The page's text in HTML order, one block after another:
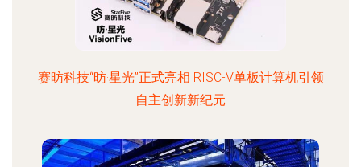
赛昉科技“昉·星光”正式亮相 RISC-V单板计算机引领
自主创新新纪元